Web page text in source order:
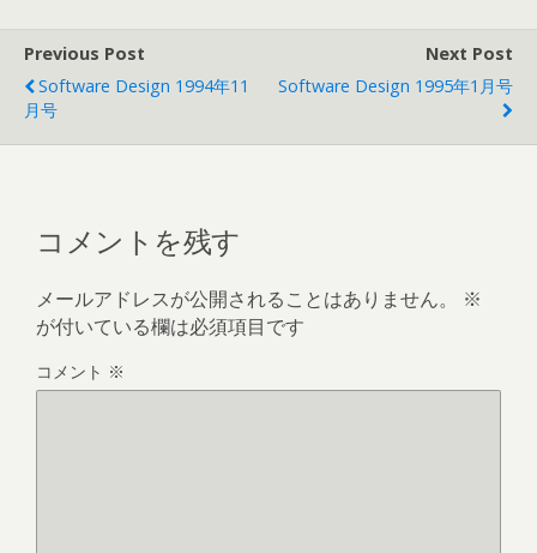
Previous Post
Software Design 1994年11
月号
Next Post
Software Design 1995年1月号
コメントを残す
メールアドレスが公開されることはありません。
※
が付いている欄は必須項目です
コメント ※